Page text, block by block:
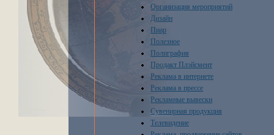
Организация мероприятий
Дизайн
Пиар
Полезное
Полиграфия
Продакт Плэйсмент
Реклама в интернете
Реклама в прессе
Рекламные вывески
Сувенирная продукция
Телевидение